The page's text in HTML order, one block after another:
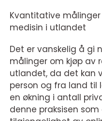
Kvantitative
medisin i utlandet
Det er vanskelig å gi
målinger om kjøp av
utlandet, da det kan
person og fra land til
en økning i antall
denne praksisen